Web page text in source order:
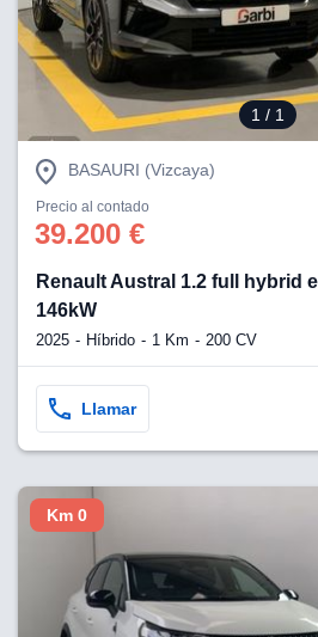
1 / 1
BASAURI (Vizcaya)
Precio al contado
39.200 €
Renault Austral 1.2 full hybrid
146kW
2025 Híbrido 1 Km 200 CV
Llamar
Km 0